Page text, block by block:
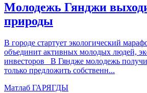
Молодежь Гянджи
природы
В городе стартует экологический
объединит активных молодых людей,
инвесторов В Гяндже молодежь
только предложить собственн...
Матлаб ГАРЯГДЫ